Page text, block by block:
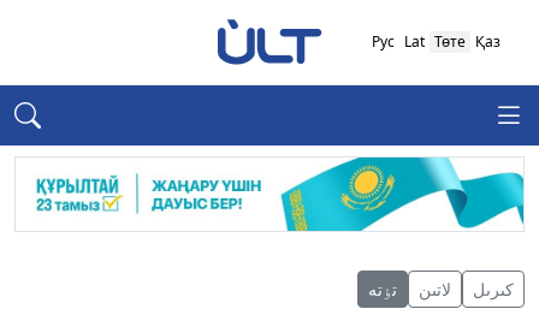
Қаз
Төте
Lat
Рус
كىرىل لاتىن تٶتە